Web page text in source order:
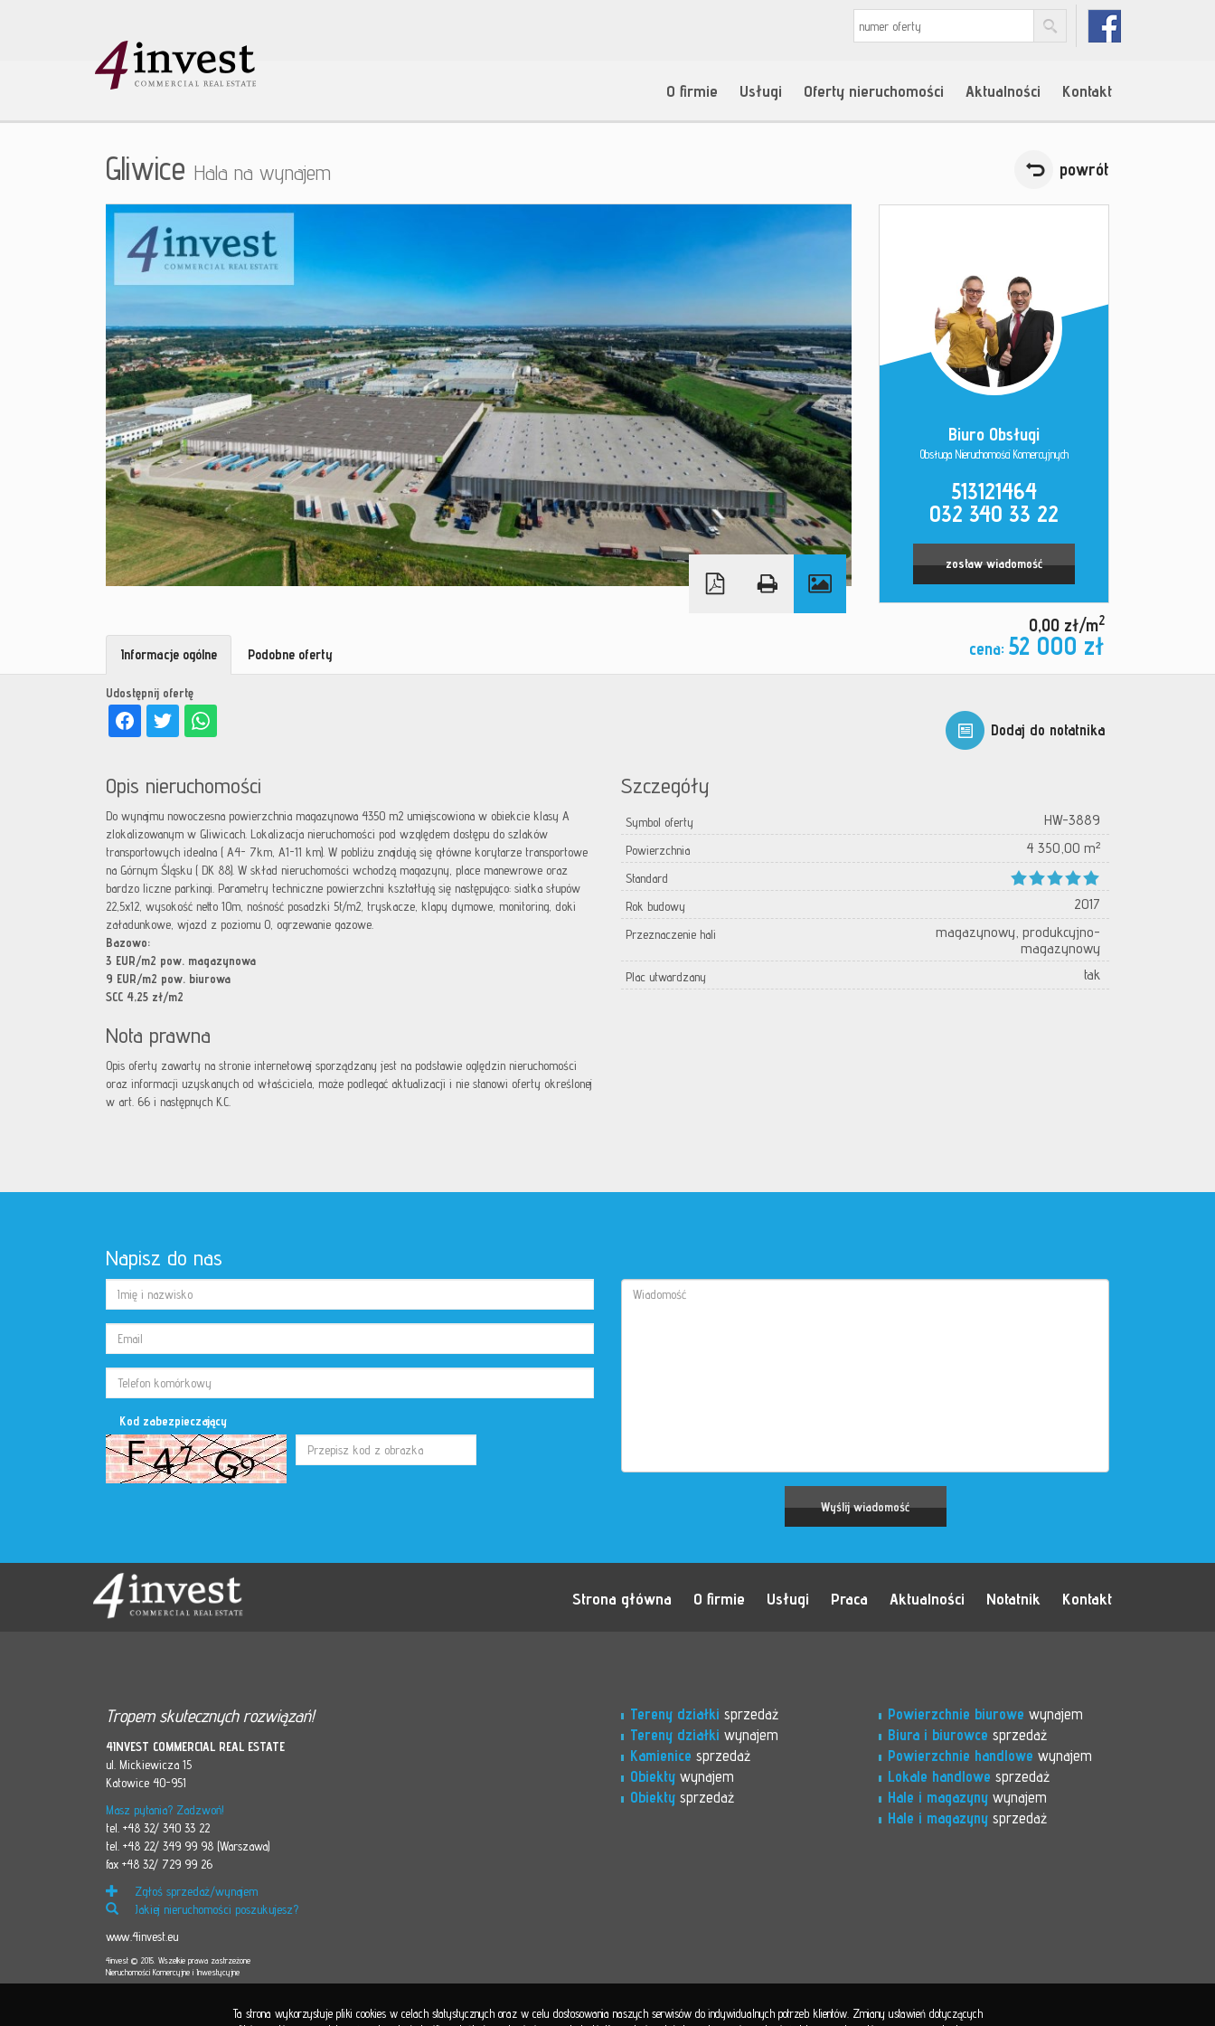
O firmie Usługi Oferty nieruchomości Aktualności Kontakt
Gliwice Hala na wynajem powrót
Biuro Obsługi
Obsługa Nieruchomości Komercyjnych
513121464
032 340 33 22
zostaw wiadomość
0,00 zł/m2
cena: 52 000 zł
Dodaj do notatnika
Udostępnij ofertę
Informacje ogólne Podobne oferty
Opis nieruchomości
Do wynajmu nowoczesna powierzchnia magazynowa 4350 m2 umiejscowiona w obiekcie klasy A
zlokalizowanym w Gliwicach. Lokalizacja nieruchomości pod względem dostępu do szlaków
transportowych idealna ( A4- 7km, A1-11 km). W pobliżu znajdują się główne korytarze transportowe
na Górnym Śląsku ( DK 88). W skład nieruchomości wchodzą magazyny, place manewrowe oraz
bardzo liczne parkingi. Parametry techniczne powierzchni kształtują się następująco: siatka słupów
22,5x12, wysokość netto 10m, nośność posadzki 5t/m2, tryskacze, klapy dymowe, monitoring, doki
załadunkowe, wjazd z poziomu 0, ogrzewanie gazowe.
Bazowo:
3 EUR/m2 pow. magazynowa
9 EUR/m2 pow. biurowa
SCC 4,25 zł/m2
Nota prawna
Opis oferty zawarty na stronie internetowej sporządzany jest na podstawie oględzin nieruchomości
oraz informacji uzyskanych od właściciela, może podlegać aktualizacji i nie stanowi oferty określonej
w art. 66 i następnych K.C.
Szczegóły
Symbol oferty HW-3889
Powierzchnia 4 350,00 m²
Standard
Rok budowy
2017
Przeznaczenie hali
magazynowy, produkcyjno-
magazynowy
Plac utwardzany tak
Napisz do nas
Kod zabezpieczający
Strona główna O firmie Usługi Praca Aktualności Notatnik Kontakt
Tropem skutecznych rozwiązań!
4INVEST COMMERCIAL REAL ESTATE
ul. Mickiewicza 15
Katowice 40-951
Masz pytania? Zadzwoń!
tel. +48 32/ 340 33 22
tel. +48 22/ 349 99 98 (Warszawa)
fax +48 32/ 729 99 26
Zgłoś sprzedaż/wynajem
Jakiej nieruchomości poszukujesz?
www.4invest.eu
4invest © 2015. Wszelkie prawa zastrzeżone
Nieruchomości Komercyjne i Inwestycyjne
Tereny działki sprzedaż
Tereny działki wynajem
Kamienice sprzedaż
Obiekty wynajem
Obiekty sprzedaż
Powierzchnie biurowe wynajem
Biura i biurowce sprzedaż
Powierzchnie handlowe wynajem
Lokale handlowe sprzedaż
Hale i magazyny wynajem
Hale i magazyny sprzedaż
Ta strona wykorzystuje pliki cookies w celach statystycznych oraz w celu dostosowania naszych serwisów do indywidualnych potrzeb klientów. Zmiany ustawień dotyczących